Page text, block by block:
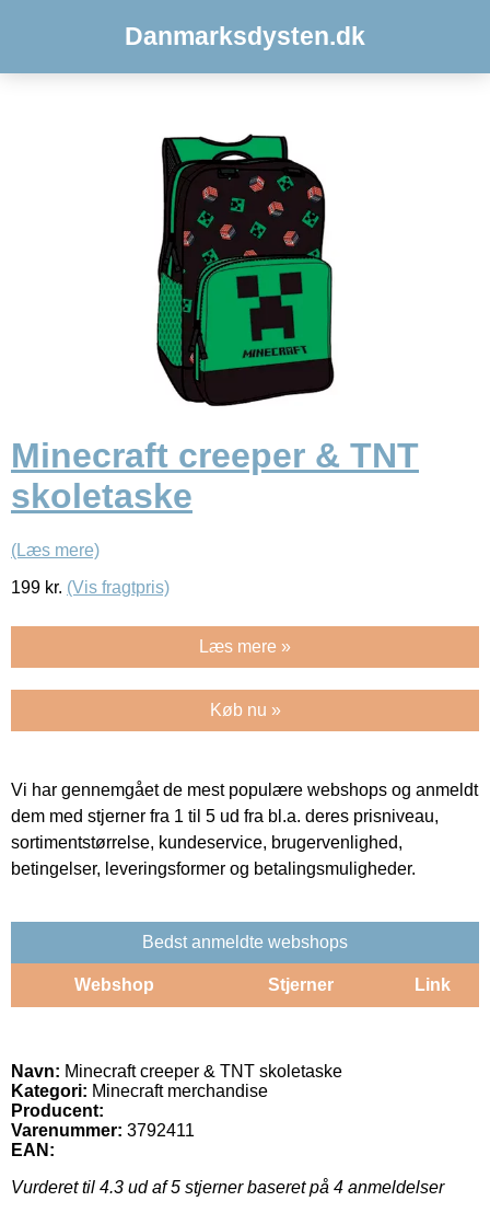
Danmarksdysten.dk
Minecraft creeper & TNT
skoletaske
(Læs mere)
199 kr. (Vis fragtpris)
Læs mere »
Køb nu »
Vi har gennemgået de mest populære webshops og anmeldt
dem med stjerner fra 1 til 5 ud fra bl.a. deres prisniveau,
sortimentstørrelse, kundeservice, brugervenlighed,
betingelser, leveringsformer og betalingsmuligheder.
Bedst anmeldte webshops
Webshop Stjerner Link
Navn: Minecraft creeper & TNT skoletaske
Kategori: Minecraft merchandise
Producent:
Varenummer: 3792411
EAN:
Vurderet til 4.3 ud af 5 stjerner baseret på 4 anmeldelser